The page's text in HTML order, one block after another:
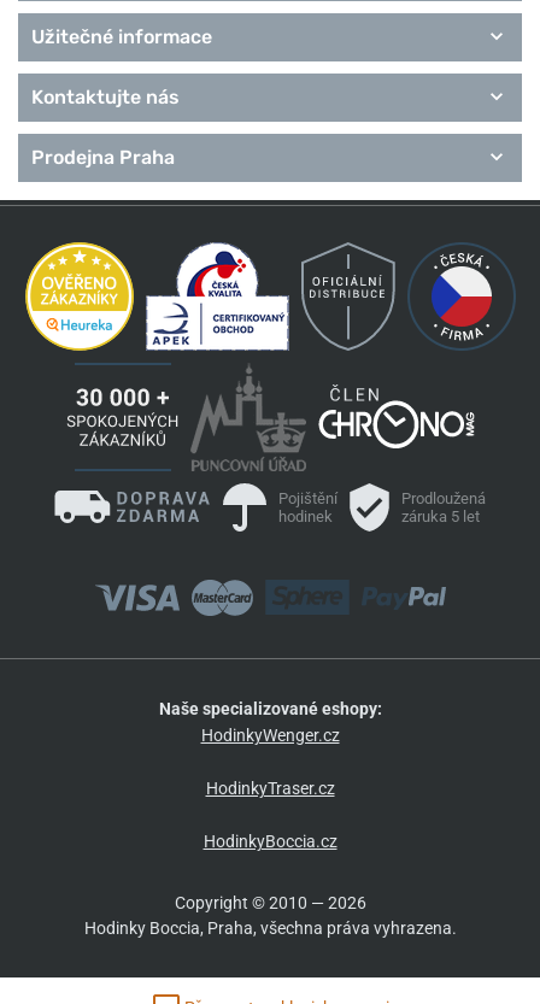
Užitečné informace
Kontaktujte nás
Prodejna Praha
Pojištění
hodinek
Prodloužená
záruka 5 let
Naše specializované eshopy:
HodinkyWenger.cz
HodinkyTraser.cz
HodinkyBoccia.cz
Copyright © 2010 — 2026
Hodinky Boccia, Praha, všechna práva vyhrazena.